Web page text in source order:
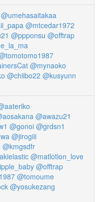
@umehasaitakaa
@mtcedar1972
@ppponsu @offtrap
@mynaoko
@chiibo22 @kusyunn
@awazu21
@gonoi @grdsn1
@jirogiii
@kmgsdfr
@matlotion_love
@offtrap
@tomoume
@yosukezang